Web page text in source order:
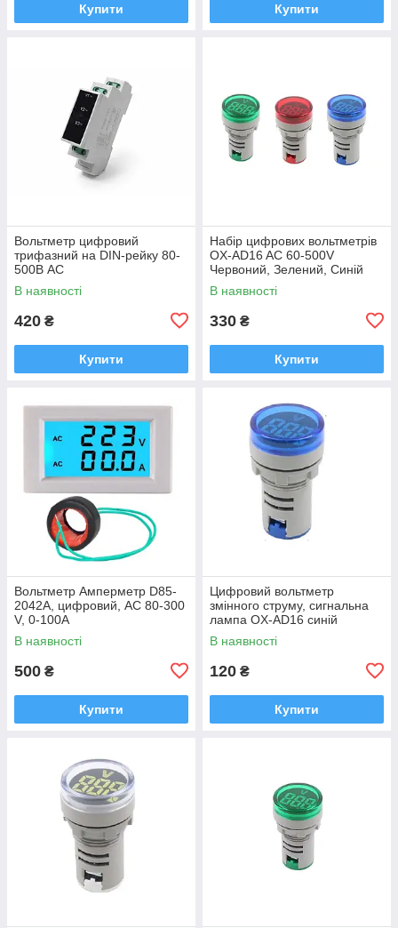
Купити Купити
Вольтметр цифровий
трифазний на DIN-рейку 80-
500В AC
В наявності
420 ₴
Купити
Набір цифрових вольтметрів
OX-AD16 AC 60-500V
Червоний, Зелений, Синій
В наявності
330 ₴
Купити
Вольтметр Амперметр D85-
2042A, цифровий, AC 80-300
V, 0-100A
В наявності
500 ₴
Купити
Цифровий вольтметр
змінного струму, сигнальна
лампа OX-AD16 синій
В наявності
120 ₴
Купити